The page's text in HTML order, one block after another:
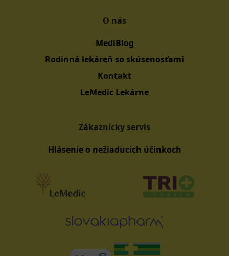
O nás
MediBlog
Rodinná lekáreň so skúsenosťami
Kontakt
LeMedic Lekárne
Zákaznícky servis
Hlásenie o nežiaducich účinkoch